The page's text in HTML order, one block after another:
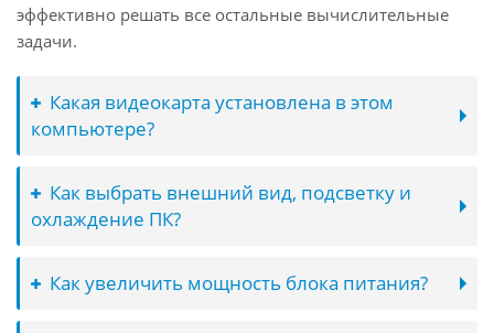
эффективно решать все остальные вычислительные
задачи.
Какая видеокарта установлена в этом
компьютере?
Как выбрать внешний вид, подсветку и
охлаждение ПК?
Как увеличить мощность блока питания?